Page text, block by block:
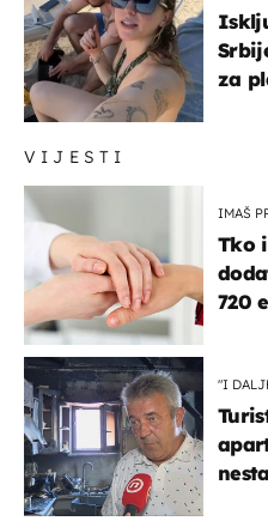
VIJESTI
IMAŠ
Tko
720
"I
za